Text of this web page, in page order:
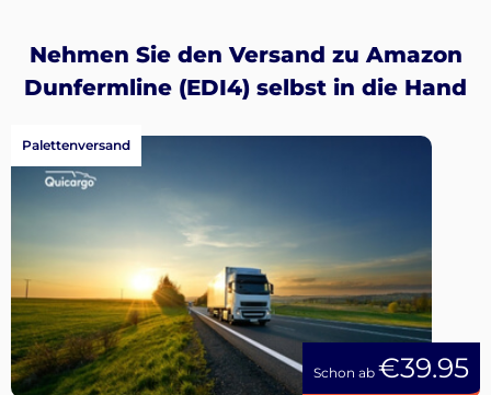
Registrieren
Nehmen Sie den Versand zu Amazon
Dunfermline (EDI4) selbst in die Hand
Schon ab €39.95
Palettenversand